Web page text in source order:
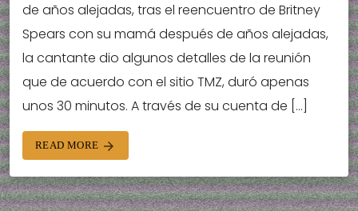
de años alejadas, tras el reencuentro de Britney
Spears con su mamá después de años alejadas,
la cantante dio algunos detalles de la reunión
que de acuerdo con el sitio TMZ, duró apenas
unos 30 minutos. A través de su cuenta de […]
READ MORE arrow_forward